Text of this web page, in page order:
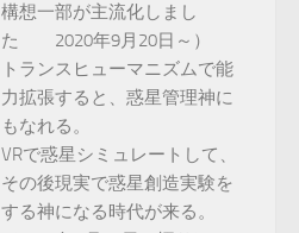
構想一部が主流化しまし
た 2020年9月20日～）
トランスヒューマニズムで能
力拡張すると、惑星管理神に
もなれる。
VRで惑星シミュレートして、
その後現実で惑星創造実験を
する神になる時代が来る。